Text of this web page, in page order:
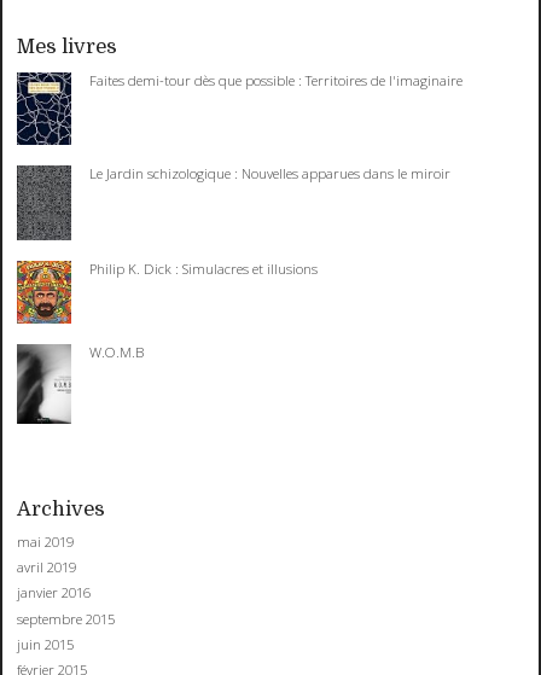
Mes livres
Faites demi-tour dès que possible : Territoires de l'imaginaire
Le Jardin schizologique : Nouvelles apparues dans le miroir
Philip K. Dick : Simulacres et illusions
W.O.M.B
Archives
mai 2019
avril 2019
janvier 2016
septembre 2015
juin 2015
février 2015